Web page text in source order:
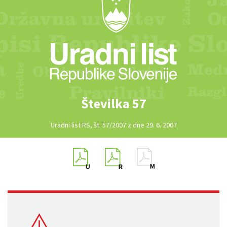
Številka 57
Uradni list RS, št. 57/2007 z dne 29. 6. 2007